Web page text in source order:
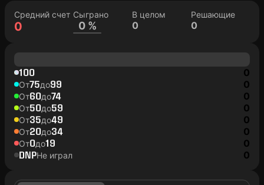
Средний счет
0
Сыграно
0 %
В целом
0
Решающие
0
100 0
От75до99 0
От60до74 0
От50до59 0
От35до49 0
От20до34 0
От0до19 0
DNPНе играл 0